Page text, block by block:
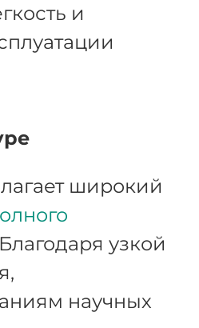
и
широкий
узкой
научных